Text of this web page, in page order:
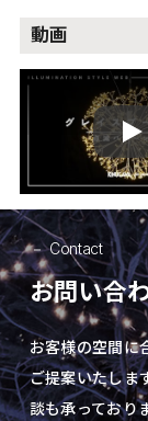
動画
Contact
お問い合
お客様の空間に
ご提案いたしま
談も承っており